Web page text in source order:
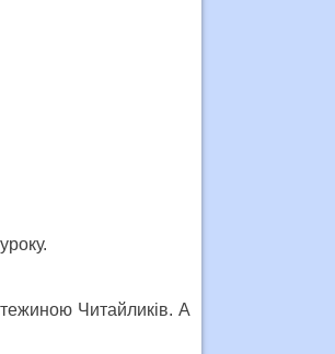
Читайликів. А